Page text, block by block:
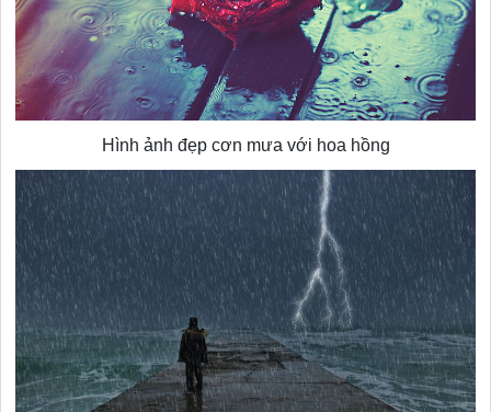
Hình ảnh đẹp cơn mưa với hoa hồng